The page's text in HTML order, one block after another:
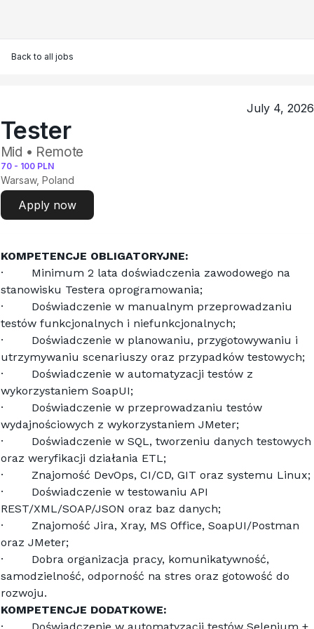
Back to all jobs
July 4, 2026
Tester
Mid • Remote
70- 100 PLN
Warsaw, Poland
Apply now
KOMPETENCJE OBLIGATORYJNE:
·        Minimum 2 lata doświadczenia zawodowego na
stanowisku Testera oprogramowania;
·        Doświadczenie w manualnym przeprowadzaniu
testów funkcjonalnych i niefunkcjonalnych;
·        Doświadczenie w planowaniu, przygotowywaniu i
utrzymywaniu scenariuszy oraz przypadków testowych;
·        Doświadczenie w automatyzacji testów z
wykorzystaniem SoapUI;
·        Doświadczenie w przeprowadzaniu testów
wydajnościowych z wykorzystaniem JMeter;
·        Doświadczenie w SQL, tworzeniu danych testowych
oraz weryfikacji działania ETL;
·        Znajomość DevOps, CI/CD, GIT oraz systemu Linux;
·        Doświadczenie w testowaniu API
REST/XML/SOAP/JSON oraz baz danych;
·        Znajomość Jira, Xray, MS Office, SoapUI/Postman
oraz JMeter;
·        Dobra organizacja pracy, komunikatywność,
samodzielność, odporność na stres oraz gotowość do
rozwoju.
KOMPETENCJE DODATKOWE: